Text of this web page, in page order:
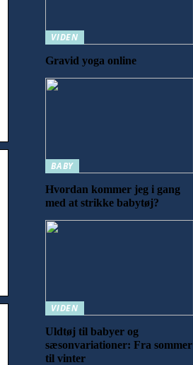
VIDEN
Gravid yoga online
BABY
Hvordan kommer jeg i gang
med at strikke babytøj?
VIDEN
Uldtøj til babyer og
sæsonvariationer: Fra sommer
til vinter